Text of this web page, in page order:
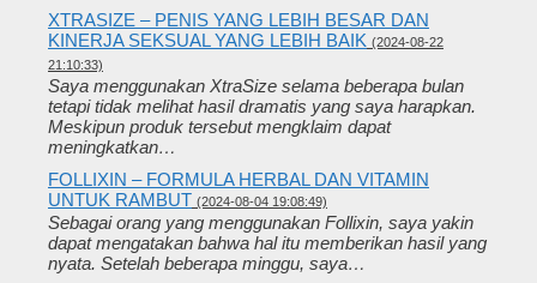
XTRASIZE – PENIS YANG LEBIH BESAR DAN
KINERJA SEKSUAL YANG LEBIH BAIK (2024-08-22
21:10:33)
Saya menggunakan XtraSize selama beberapa bulan
tetapi tidak melihat hasil dramatis yang saya harapkan.
Meskipun produk tersebut mengklaim dapat
meningkatkan…
FOLLIXIN – FORMULA HERBAL DAN VITAMIN
UNTUK RAMBUT (2024-08-04 19:08:49)
Sebagai orang yang menggunakan Follixin, saya yakin
dapat mengatakan bahwa hal itu memberikan hasil yang
nyata. Setelah beberapa minggu, saya…